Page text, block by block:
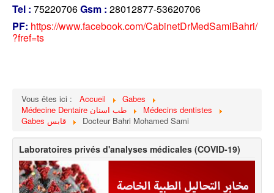
Tel : 75220706Gsm : 28012877-53620706
PF: https://www.facebook.com/CabinetDrMedSamiBahri/
?fref=ts
Vous êtes ici : Accueil
Gabes
Médecine Dentaire طب اسنان
Médecins dentistes
Gabes قابس
Docteur Bahri Mohamed Sami
Laboratoires privés d'analyses médicales (COVID-19)